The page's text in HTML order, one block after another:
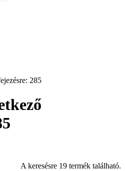
285
A keresésre 19 termék található.